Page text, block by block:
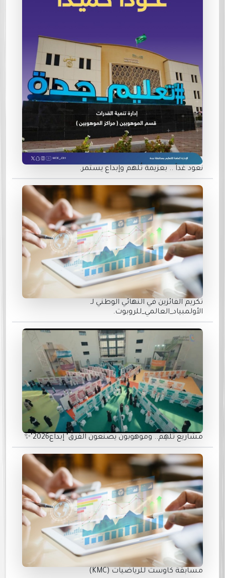
نعود غداً .. بعزيمة تُلهم وإبداع يستمر.
تكريم الفائزين في النهائي الوطني لـ
الأولمبياد_العالمي_للروبوت.
مشاريع تُلهِم.. وموهوبون يصنعون الفرق" إبداع2026"✨
مسابقة كاوست للرياضيات (KMC)